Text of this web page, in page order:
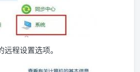
程设置选项。